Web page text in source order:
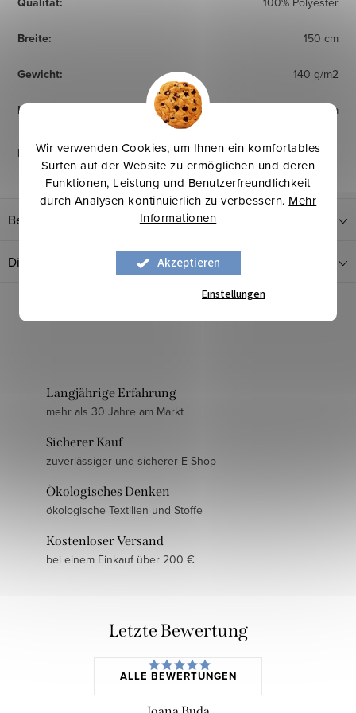
Wir verwenden Cookies, um Ihnen ein komfortables
Surfen auf der Website zu ermöglichen und deren
Funktionen, Leistung und Benutzerfreundlichkeit
durch Analysen kontinuierlich zu verbessern. Mehr
Informationen
Akzeptieren
Einstellungen
Breite: 150 cm
Gewicht: 140 g/m2
Herkunftsland Korea
Pflegehinweise:
Bewertung
Diskussion
Langjährige Erfahrung
mehr als 30 Jahre am Markt
Sicherer Kauf
zuverlässiger und sicherer E-Shop
Ökologisches Denken
ökologische Textilien und Stoffe
Kostenloser Versand
bei einem Einkauf über 200 €
Letzte Bewertung
ALLE BEWERTUNGEN